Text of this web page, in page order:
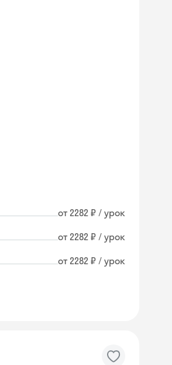
от 2282 ₽ / урок
от 2282 ₽ / урок
от 2282 ₽ / урок